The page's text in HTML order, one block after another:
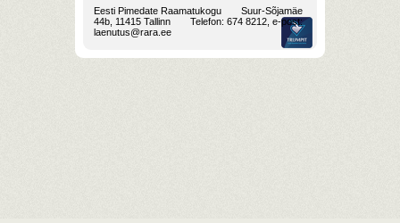
Eesti Pimedate Raamatukogu
Suur-Sõjamäe
44b, 11415 Tallinn
Telefon: 674 8212, e-post:
laenutus@rara.ee